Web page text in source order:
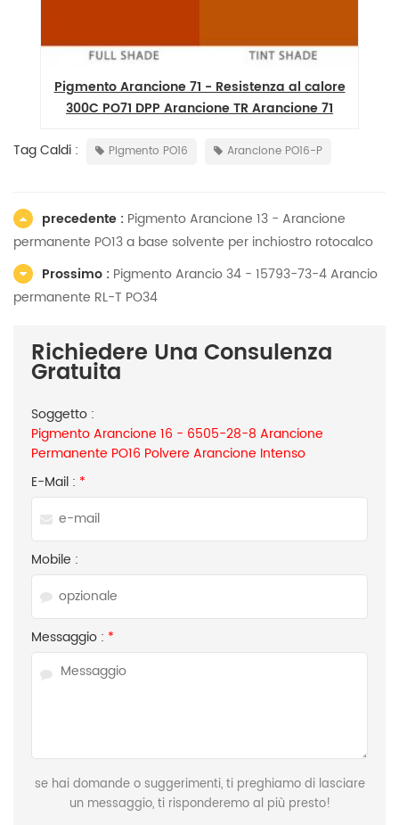
Pigmento Arancione 71 - Resistenza al calore
300C PO71 DPP Arancione TR Arancione 71
Tag Caldi : Pigmento PO16 Arancione PO16-P
precedente : Pigmento Arancione 13 - Arancione
permanente PO13 a base solvente per inchiostro rotocalco
Prossimo : Pigmento Arancio 34 - 15793-73-4 Arancio
permanente RL-T PO34
Richiedere Una Consulenza
Gratuita
Soggetto :
Pigmento Arancione 16 - 6505-28-8 Arancione
Permanente PO16 Polvere Arancione Intenso
E-Mail : *
Mobile :
Messaggio : *
se hai domande o suggerimenti, ti preghiamo di lasciare
un messaggio, ti risponderemo al più presto!